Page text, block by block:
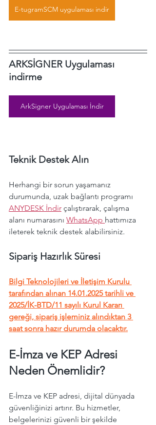
E-tugramSCM uygulaması indir
ARKSİGNER Uygulaması
indirme
ArkSigner Uygulaması İndir
Teknik Destek Alın
Herhangi bir sorun yaşamanız
durumunda, uzak bağlantı programı
ANYDESK İndir çalıştırarak, çalışma
alanı numarasını WhatsApp hattımıza
ileterek teknik destek alabilirsiniz.
Sipariş Hazırlık Süresi
Bilgi Teknolojileri ve İletişim Kurulu
tarafından alınan 14.01.2025 tarihli ve
2025/İK-BTD/11 sayılı Kurul Kararı
gereği, sipariş işleminiz alındıktan 3
saat sonra hazır durumda olacaktır.
E-İmza ve KEP Adresi
Neden Önemlidir?
E-İmza ve KEP adresi, dijital dünyada
güvenliğinizi artırır. Bu hizmetler,
belgelerinizi güvenli bir şekilde